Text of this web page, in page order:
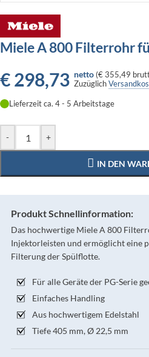
Miele A 800 Filterrohr
€298,73 netto (€ 355,49
Zuzüglich
Lieferzeit ca. 4 - 5 Arbeitstage
- +
IN DEN
Produkt Schnellinformation:
Das hochwertige Miele A 800
Injektorleisten und ermöglicht eine
Filterung der Spülflotte.
Für alle Geräte der PG-Serie
Einfaches Handling
Aus hochwertigem Edelstahl
Tiefe 405 mm, Ø 22,5 mm